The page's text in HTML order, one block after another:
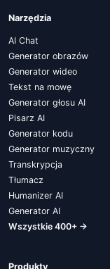
Narzędzia
AI Chat
Generator obrazów
Generator wideo
Tekst na mowę
Generator głosu AI
Pisarz AI
Generator kodu
Generator muzyczny
Transkrypcja
Tłumacz
Humanizer AI
Generator AI
Wszystkie 400+ →
Produkty